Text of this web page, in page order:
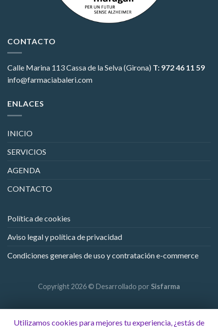
CONTACTO
Calle Marina 113Cassa de la Selva (Girona) T: 972 46 11 59
info@farmaciabaleri.com
ENLACES
INICIO
SERVICIOS
AGENDA
CONTACTO
Política de cookies
Aviso legal y política de privacidad
Condiciones generales de uso y contratación e-commerce
Copyright 2026 © Desarrollado por Sisfarma
Utilizamos cookies para mejores tu experiencia, ¿estás de